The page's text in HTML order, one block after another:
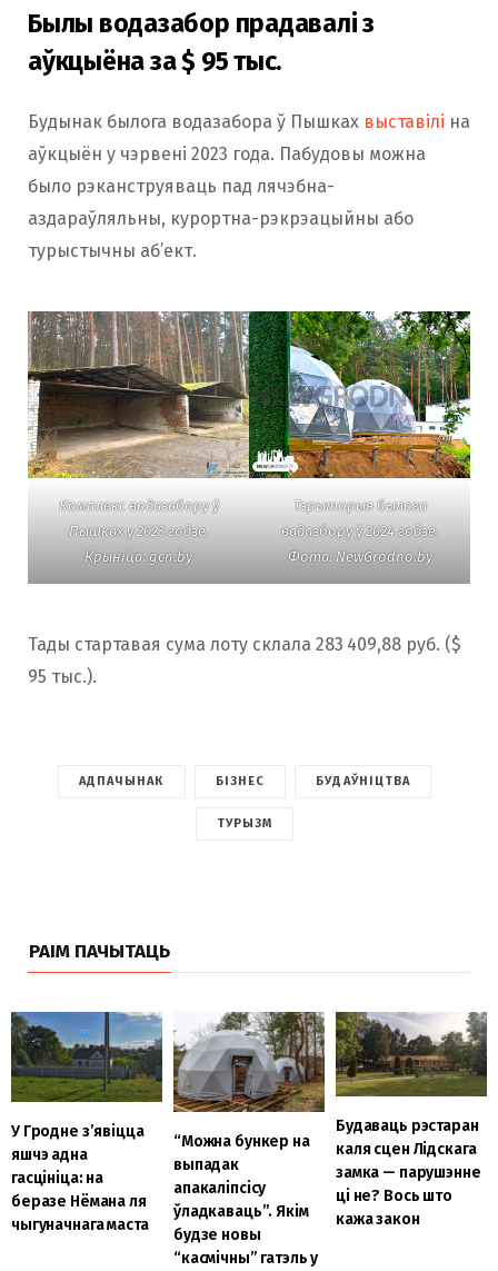
Былы водазабор прадавалі з
аўкцыёна за $ 95 тыс.
Будынак былога водазабора ў Пышках выставілі на
аўкцыён у чэрвені 2023 года. Пабудовы можна
было рэканструяваць пад лячэбна-
аздараўляльны, курортна-рэкрэацыйны або
турыстычны аб’ект.
Комплекс водазабору ў
Пышках у 2023 годзе.
Крыніца: gcn.by
Тэрыторыя былога
вадазбору ў 2024 годзе.
Фота: NewGrodnо.by
Тады стартавая сума лоту склала 283 409,88 руб. ($
95 тыс.).
АДПАЧЫНАК БІЗНЕС БУДАЎНІЦТВА
ТУРЫЗМ
РАІМ ПАЧЫТАЦЬ
У Гродне з’явіцца
яшчэ адна
гасцініца: на
беразе Нёмана ля
чыгуначнага маста
“Можна бункер на
выпадак
апакаліпсісу
ўладкаваць”. Якім
будзе новы
“касмічны” гатэль у
Будаваць рэстаран
каля сцен Лідскага
замка — парушэнне
ці не? Вось што
кажа закон